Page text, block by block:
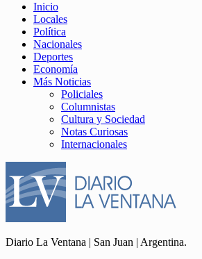
Inicio
Locales
Política
Nacionales
Deportes
Economía
Más Noticias
Policiales
Columnistas
Cultura y Sociedad
Notas Curiosas
Internacionales
Diario La Ventana | San Juan | Argentina.